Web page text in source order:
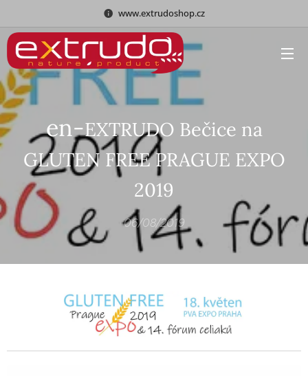
www.extrudoshop.cz
en-EXTRUDO Bečice na
GLUTEN FREE PRAGUE EXPO
2019
06/08/2019